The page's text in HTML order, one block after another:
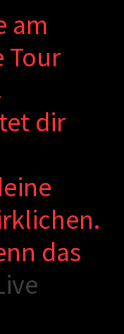
am
Tour
tet dir
eine
rklichen.
nn das
ive